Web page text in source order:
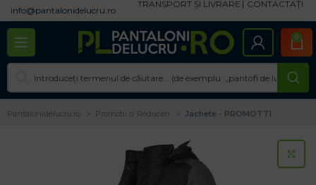
info@pantalonidelucru.ro
TRANSPORT ȘI LIVRARE CONTACTAȚI
0
Pantalonidelucru.ro Promotii si Reduceri Jachete - PROMOTTI